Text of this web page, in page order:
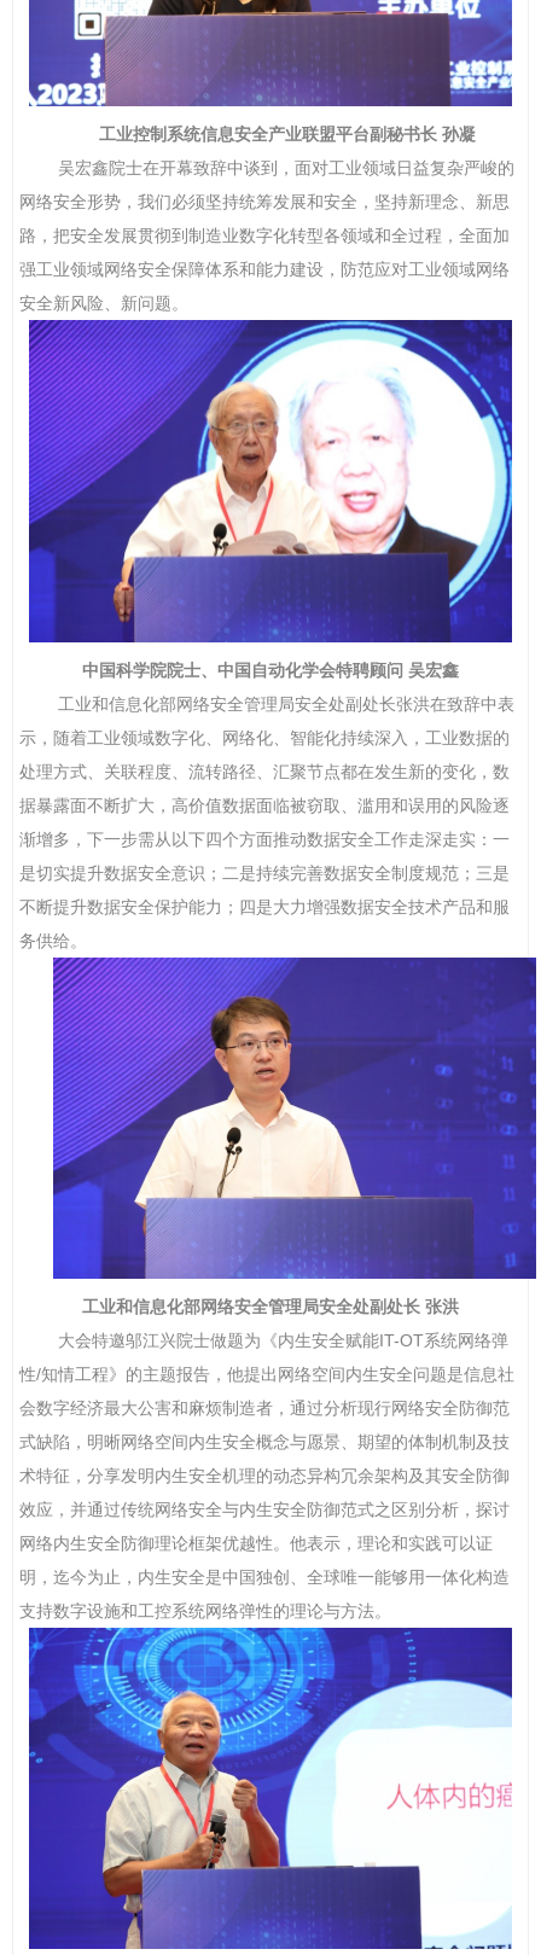
工业控制系统信息安全产业联盟平台副秘书长 孙凝
吴宏鑫院士在开幕致辞中谈到，面对工业领域日益复杂严峻的
网络安全形势，我们必须坚持统筹发展和安全，坚持新理念、新思
路，把安全发展贯彻到制造业数字化转型各领域和全过程，全面加
强工业领域网络安全保障体系和能力建设，防范应对工业领域网络
安全新风险、新问题。
中国科学院院士、中国自动化学会特聘顾问 吴宏鑫
工业和信息化部网络安全管理局安全处副处长张洪在致辞中表
示，随着工业领域数字化、网络化、智能化持续深入，工业数据的
处理方式、关联程度、流转路径、汇聚节点都在发生新的变化，数
据暴露面不断扩大，高价值数据面临被窃取、滥用和误用的风险逐
渐增多，下一步需从以下四个方面推动数据安全工作走深走实：一
是切实提升数据安全意识；二是持续完善数据安全制度规范；三是
不断提升数据安全保护能力；四是大力增强数据安全技术产品和服
务供给。
工业和信息化部网络安全管理局安全处副处长 张洪
大会特邀邬江兴院士做题为《内生安全赋能IT-OT系统网络弹
性/知情工程》的主题报告，他提出 网络空间内生安全问题是信息社
会数字经济最大公害和麻烦制造者，通过分析现行网络安全防御范
式缺陷，明晰网络空间内生安全概念与愿景、期望的体制机制及技
术特征，分享发明内生安全机理的动态异构冗余架构及其安全防御
效应，并通过传统网络安全与内生安全防御范式之区别分析，探讨
网络内生安全防御理论框架优越性。他表示，理论和实践可以证
明，迄今为止，内生安全是中国独创、全球唯一能够用一体化构造
支持数字设施和工控系统网络弹性的理论与方法。